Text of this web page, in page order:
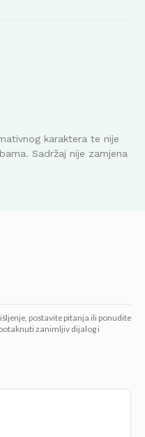
karaktera te nije
Sadržaj nije zamjena
postavite pitanja ili ponudite
zanimljiv dijalog i